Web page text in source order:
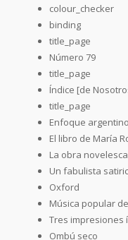
colour_checker
binding
title_page
Número 79
title_page
Índice [de
title_page
Enfoque
El libro de María
La obra
Un fabulista
Oxford
Música popular
Tres impresiones
Ombú seco